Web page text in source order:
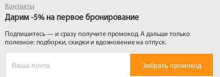
Контакты
Дарим -5% на первое бронирование
Подпишитесь — и сразу получите промокод. А дальше только
полезное: подборки, скидки и вдохновение на отпуск.
Забрать промокод